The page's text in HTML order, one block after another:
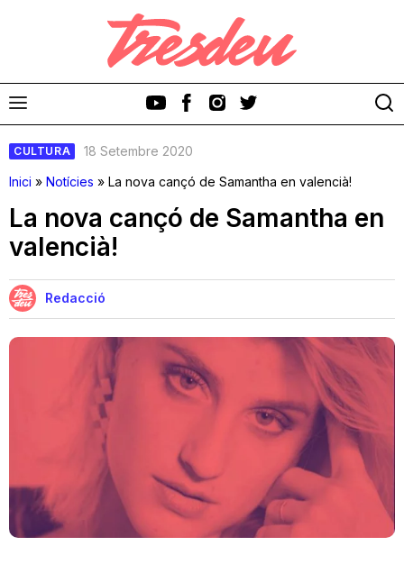
Cinema i Televisió
Festivals
Internet
CULTURA
18 Setembre 2020
Inici » Notícies » La nova cançó de Samantha en valencià!
La nova cançó de Samantha en
valencià!
Redacció